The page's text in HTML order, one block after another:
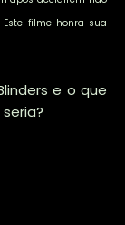
filme honra sua
e o que